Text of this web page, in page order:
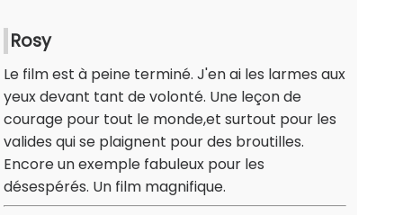
Rosy
Le film est à peine terminé. J'en ai les larmes aux
yeux devant tant de volonté. Une leçon de
courage pour tout le monde,et surtout pour les
valides qui se plaignent pour des broutilles.
Encore un exemple fabuleux pour les
désespérés. Un film magnifique.